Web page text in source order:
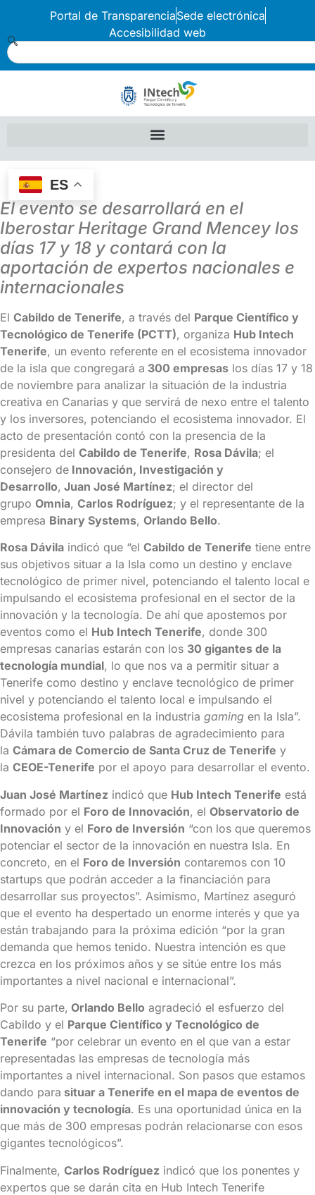
Portal de TransparenciaSede electrónica
Accesibilidad web
ES
El evento se desarrollará en el
Iberostar Heritage Grand Mencey los
días 17 y 18 y contará con la
aportación de expertos nacionales e
internacionales
El Cabildo de Tenerife, a través del Parque Científico y
Tecnológico de Tenerife (PCTT), organiza Hub Intech
Tenerife, un evento referente en el ecosistema innovador
de la isla que congregará a 300 empresas los días 17 y 18
de noviembre para analizar la situación de la industria
creativa en Canarias y que servirá de nexo entre el talento
y los inversores, potenciando el ecosistema innovador. El
acto de presentación contó con la presencia de la
presidenta del Cabildo de Tenerife, Rosa Dávila; el
consejero de Innovación, Investigación y
Desarrollo, Juan José Martínez; el director del
grupo Omnia, Carlos Rodríguez; y el representante de la
empresa Binary Systems, Orlando Bello.
Rosa Dávila indicó que “el Cabildo de Tenerife tiene entre
sus objetivos situar a la Isla como un destino y enclave
tecnológico de primer nivel, potenciando el talento local e
impulsando el ecosistema profesional en el sector de la
innovación y la tecnología. De ahí que apostemos por
eventos como el Hub Intech Tenerife, donde 300
empresas canarias estarán con los 30 gigantes de la
tecnología mundial, lo que nos va a permitir situar a
Tenerife como destino y enclave tecnológico de primer
nivel y potenciando el talento local e impulsando el
ecosistema profesional en la industria gaming en la Isla”.
Dávila también tuvo palabras de agradecimiento para
la Cámara de Comercio de Santa Cruz de Tenerife y
la CEOE-Tenerife por el apoyo para desarrollar el evento.
Juan José Martínez indicó que Hub Intech Tenerife está
formado por el Foro de Innovación, el Observatorio de
Innovación y el Foro de Inversión “con los que queremos
potenciar el sector de la innovación en nuestra Isla. En
concreto, en el Foro de Inversión contaremos con 10
startups que podrán acceder a la financiación para
desarrollar sus proyectos”. Asimismo, Martínez aseguró
que el evento ha despertado un enorme interés y que ya
están trabajando para la próxima edición “por la gran
demanda que hemos tenido. Nuestra intención es que
crezca en los próximos años y se sitúe entre los más
importantes a nivel nacional e internacional”.
Por su parte, Orlando Bello agradeció el esfuerzo del
Cabildo y el Parque Científico y Tecnológico de
Tenerife “por celebrar un evento en el que van a estar
representadas las empresas de tecnología más
importantes a nivel internacional. Son pasos que estamos
dando para situar a Tenerife en el mapa de eventos de
innovación y tecnología. Es una oportunidad única en la
que más de 300 empresas podrán relacionarse con esos
gigantes tecnológicos”.
Finalmente, Carlos Rodríguez indicó que los ponentes y
expertos que se darán cita en Hub Intech Tenerife